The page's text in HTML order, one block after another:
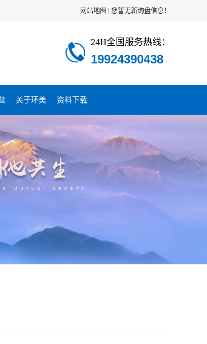
网站地图 | 您暂无新询盘信息！
24H全国服务热线：
19924390438
关于环美 资料下载